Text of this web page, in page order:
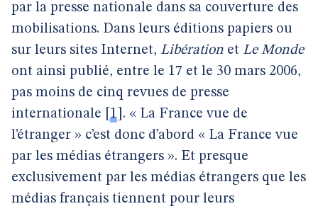
par la presse nationale dans sa couverture des
mobilisations. Dans leurs éditions papiers ou
sur leurs sites Internet, Libération et Le Monde
ont ainsi publié, entre le 17 et le 30 mars 2006,
pas moins de cinq revues de presse
internationale
1 . « La France vue de
l’étranger » c’est donc d’abord « La France vue
par les médias étrangers ». Et presque
exclusivement par les médias étrangers que les
médias français tiennent pour leurs